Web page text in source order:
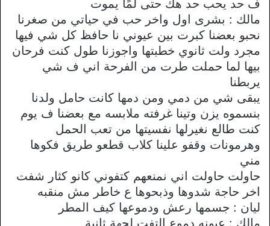
ف حد يحب حد هك حتى لمًا يموت
مالك : بشرى اول واخر حب في حياتي من صغرنا
نحبو بعضنا كبرت بين عيوني نا حافظ كل شي فيها
مجرد ولت ثانوي خطبتها واجوزنا طول كنت فرحان
بيها لما حملت طرت من الفرحة اني ف شي
يربطنا
يبقى شي من دمي ومن دمها كانت حامل ولدنا
بنسموه يزن وتينا غرفته ملابسه مع بعضنا ف يوم
كنت طالع نغيرلها نفسيتها من تعب الحمل
وهرمونات وقفو علينا كلاب قطعو طريق فكوها
مني
حاولت حاولت اني نمنعهم كتفوني كانو كثار شفت
اخر حاجة شدوها وذبحوها ع خاطر مش منقبه
ليان : جسمها رعش ودموعها كيف المطر
مالك : عيونه دموع التفت لجهة ثانية